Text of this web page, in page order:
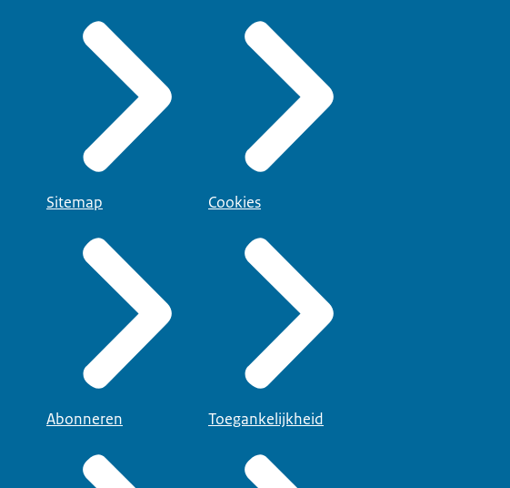
Sitemap
Abonneren
Cookies
Toegankelijkheid